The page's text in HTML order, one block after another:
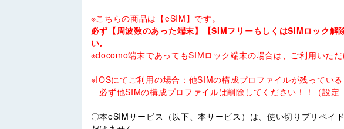
※こちらの商品は【eSIM】です。
必ず【周波数のあった端末】【SIMフリーもしくはSIMロック
い。
※docomo端末であってもSIMロック端末の場合は、ご利用いただ
※IOSにてご利用の場合：他SIMの構成プロファイルが残っている
必ず他SIMの構成プロファイルは削除してください！！（設
〇本eSIMサービス（以下、本サービス）は、使い切りプリペイ